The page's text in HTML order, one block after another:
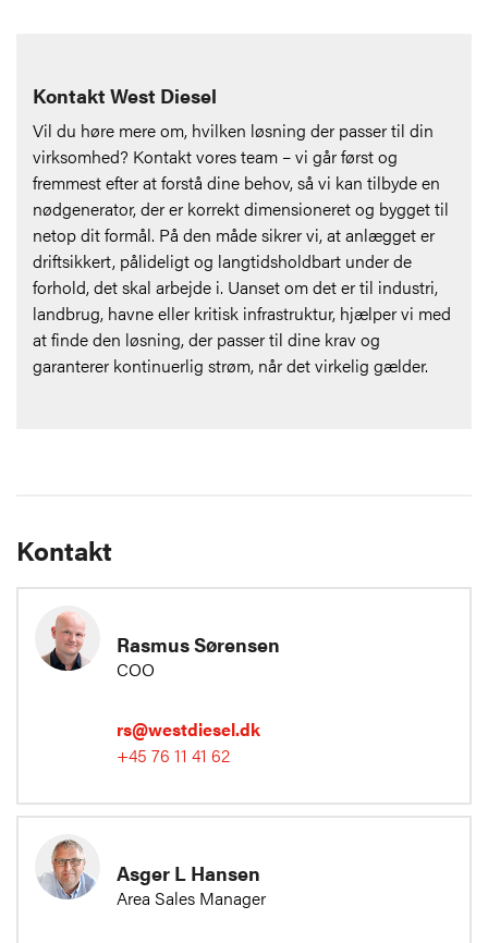
Kontakt West Diesel
Vil du høre mere om, hvilken løsning der passer til din
virksomhed? Kontakt vores team – vi går først og
fremmest efter at forstå dine behov, så vi kan tilbyde en
nødgenerator, der er korrekt dimensioneret og bygget til
netop dit formål. På den måde sikrer vi, at anlægget er
driftsikkert, pålideligt og langtidsholdbart under de
forhold, det skal arbejde i. Uanset om det er til industri,
landbrug, havne eller kritisk infrastruktur, hjælper vi med
at finde den løsning, der passer til dine krav og
garanterer kontinuerlig strøm, når det virkelig gælder.
Kontakt
Rasmus Sørensen
COO
rs@westdiesel.dk
+45 76 11 41 62
Asger L Hansen
Area Sales Manager